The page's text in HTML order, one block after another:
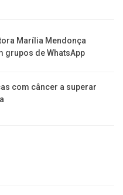
Marília Mendonça
grupos de WhatsApp
com câncer a superar